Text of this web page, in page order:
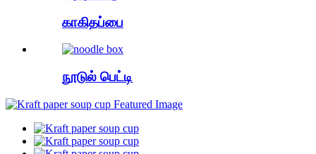
காகிதப்பை
நூடுல் பெட்டி